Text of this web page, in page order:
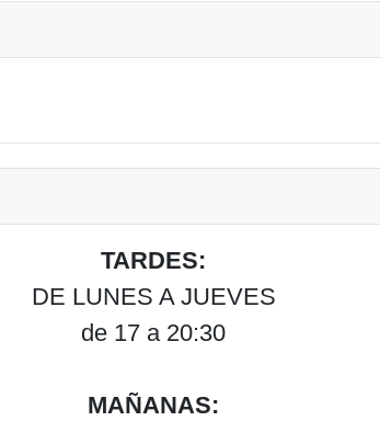
TARDES:
DE LUNES A JUEVES
de 17 a 20:30
MAÑANAS: